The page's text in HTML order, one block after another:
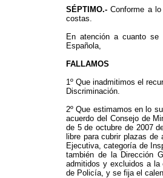
SÉPTIMO.-Conforme a
costas.
En atención a cuanto
Española,
FALLAMOS
1º Que inadmitimos el
Discriminación.
2º Que estimamos en lo
acuerdo del Consejo de
de 5 de octubre de 2007
libre para cubrir plazas
Ejecutiva, categoría de
también de la Dirección
admitidos y excluidos a la
de Policía, y se fija el